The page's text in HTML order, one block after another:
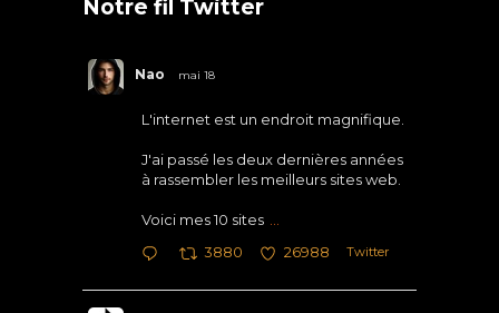
Notre fil Twitter
Nao mai 18
L'internet est un endroit magnifique.
J'ai passé les deux dernières années
à rassembler les meilleurs sites web.
Voici mes 10 sites ...
3880 26988 Twitter